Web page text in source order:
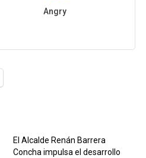
Angry
El Alcalde Renán Barrera
Concha impulsa el desarrollo